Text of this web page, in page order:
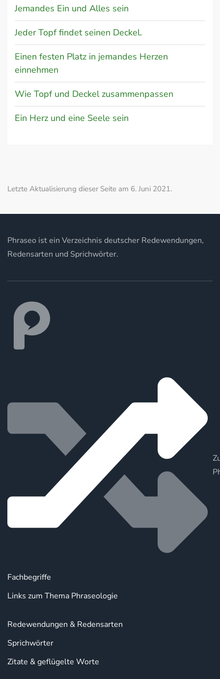
Jemandes Ein und Alles sein
Jeder Topf findet seinen Deckel.
Einen festen Platz in jemandes Herzen
einnehmen
Wie Topf und Deckel zusammenpassen
Ein Herz und eine Seele sein
Letzte Aktualisierung dieser Seite am 6. Juni 2021.
Phraseo ist ein Verzeichnis deutscher Redewendungen,
Redensarten und Sprichwörter.
Fachbegriffe
Links zum Thema Phraseologie
Redewendungen & Redensarten
Sprichwörter
Zitate & geflügelte Worte